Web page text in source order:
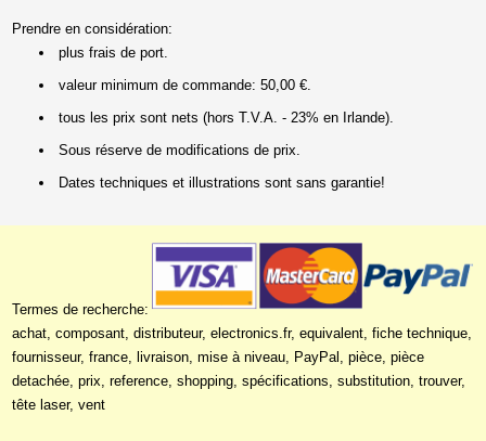
Prendre en considération:
plus frais de port.
valeur minimum de commande: 50,00 €.
tous les prix sont nets (hors T.V.A. - 23% en Irlande).
Sous réserve de modifications de prix.
Dates techniques et illustrations sont sans garantie!
Termes de recherche:
achat, composant, distributeur, electronics.fr, equivalent, fiche technique,
fournisseur, france, livraison, mise à niveau, PayPal, pièce, pièce
detachée, prix, reference, shopping, spécifications, substitution, trouver,
tête laser, vent